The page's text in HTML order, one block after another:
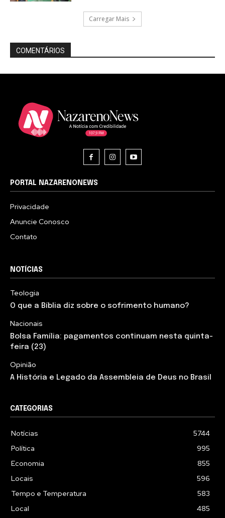
Carregar Mais
COMENTÁRIOS
PORTAL NAZARENONEWS
Privacidade
Anuncie Conosco
Contato
NOTÍCIAS
Teologia
O que a Bíblia diz sobre o sofrimento humano?
Nacionais
Bolsa Família: pagamentos continuam nesta quinta-
feira (23)
Opinião
A História e Legado da Assembleia de Deus no Brasil
CATEGORIAS
Notícias
5744
Política
995
Economia
855
Locais
596
Tempo e Temperatura
583
Local
485